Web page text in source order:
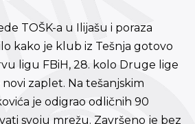
TOŠK-a u Ilijašu i poraza
kako je klub iz Tešnja gotovo
ligu FBiH, 28. kolo Druge lige
zaplet. Na tešanjskim
je odigrao odličnih 90
svoju mrežu. Završeno je bez